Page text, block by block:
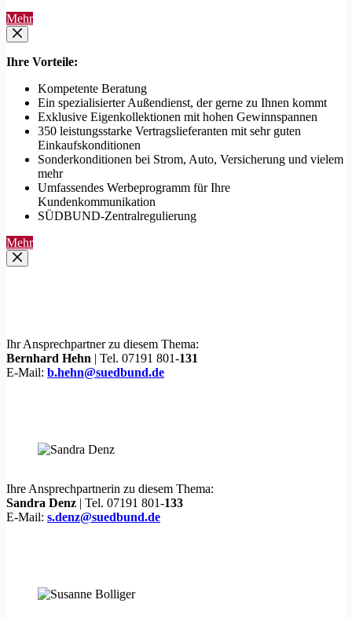
Mehr
Ihre Vorteile:
Kompetente Beratung
Ein spezialisierter Außendienst, der gerne zu Ihnen kommt
Exklusive Eigenkollektionen mit hohen Gewinnspannen
350 leistungsstarke Vertragslieferanten mit sehr guten
Einkaufskonditionen
Sonderkonditionen bei Strom, Auto, Versicherung und vielem
mehr
Umfassendes Werbeprogramm für Ihre
Kundenkommunikation
SÜDBUND-Zentralregulierung
Mehr
Ihr Ansprechpartner zu diesem Thema:
Bernhard Hehn | Tel. 07191 801-131
E-Mail: b.hehn@suedbund.de
Ihre Ansprechpartnerin zu diesem Thema:
Sandra Denz | Tel. 07191 801-133
E-Mail: s.denz@suedbund.de